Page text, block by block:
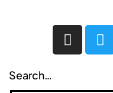
Search…